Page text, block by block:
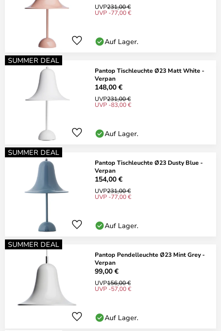
UVP231,00 €
UVP -77,00 €
Auf Lager.
SUMMER DEAL
Pantop Tischleuchte Ø23 Matt White -
Verpan
148,00 €
UVP231,00 €
UVP -83,00 €
Auf Lager.
SUMMER DEAL
Pantop Tischleuchte Ø23 Dusty Blue -
Verpan
154,00 €
UVP231,00 €
UVP -77,00 €
Auf Lager.
SUMMER DEAL
Pantop Pendelleuchte Ø23 Mint Grey -
Verpan
99,00 €
UVP156,00 €
UVP -57,00 €
Auf Lager.